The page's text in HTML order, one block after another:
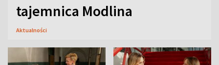
tajemnica Modlina
Aktualności